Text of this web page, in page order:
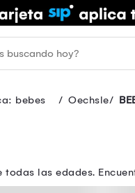
bebes Oechsle
las edades.